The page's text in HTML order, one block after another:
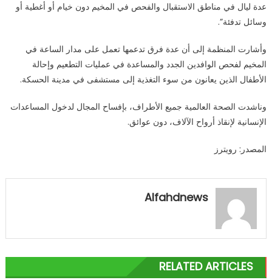
عدة ليال في مناطق الاستقبال والفحص في المخيم دون خيام أو أغطية أو
وسائل تدفئة”.
وأشارت المنظمة إلى أن عدة فرق تدعمها تعمل على مدار الساعة في
المخيم لفحص الوافدين الجدد والمساعدة في عمليات التطعيم وإحالة
الأطفال الذين يعانون من سوء التغذية إلى مستشفى في مدينة الحسكة.
وناشدت الصحة العالمية جميع الأطراف، بإفساح المجال لدخول المساعدات
الإنسانية لإنقاذ أرواح الآلاف، دون عوائق.
المصدر: رويترز
Alfahdnews
RELATED ARTICLES